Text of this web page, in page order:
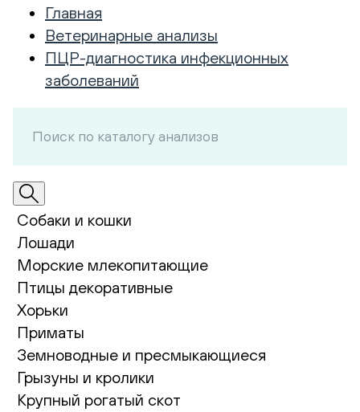
Главная
Ветеринарные анализы
ПЦР-диагностика инфекционных
заболеваний
Собаки и кошки
Лошади
Морские млекопитающие
Птицы декоративные
Хорьки
Приматы
Земноводные и пресмыкающиеся
Грызуны и кролики
Крупный рогатый скот